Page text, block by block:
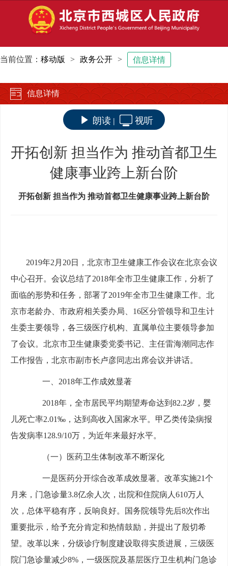
当前位置： 移动版 > 政务公开 > 信息详情
信息详情
朗读 | 视听
开拓创新 担当作为 推动首都卫生
健康事业跨上新台阶
开拓创新 担当作为 推动首都卫生健康事业跨上新台阶
2019年2月20日，北京市卫生健康工作会议在北京会议
中心召开。会议总结了2018年全市卫生健康工作，分析了
面临的形势和任务，部署了2019年全市卫生健康工作。北
京市老龄办、市政府相关委办局、16区分管领导和卫生计
生委主要领导，各三级医疗机构、直属单位主要领导参加
了会议。北京市卫生健康委党委书记、主任雷海潮同志作
工作报告，北京市副市长卢彦同志出席会议并讲话。
一、2018年工作成效显著
2018年，全市居民平均期望寿命达到82.2岁，婴
儿死亡率2.01‰，达到高收入国家水平。甲乙类传染病报
告发病率128.9/10万，为近年来最好水平。
（一）医药卫生体制改革不断深化
一是医药分开综合改革成效显著。改革实施21个
月来，门急诊量3.8亿余人次，出院和住院病人610万人
次，总体平稳有序，反响良好。国务院领导先后8次作出
重要批示，给予充分肯定和热情鼓励，并提出了殷切希
望。改革以来，分级诊疗制度建设取得实质进展，三级医
院门急诊量减少8%，一级医院及基层医疗卫生机构门急诊